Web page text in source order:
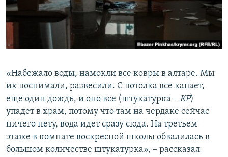
«Набежало воды, намокли все ковры в алтаре. Мы
их поснимали, развесили. С потолка все капает,
еще один дождь, и оно все (штукатурка – КР)
упадет в храм, потому что там на чердаке сейчас
ничего нету, вода идет сразу сюда. На третьем
этаже в комнате воскресной школы обвалилась в
большом количестве штукатурка», – рассказал